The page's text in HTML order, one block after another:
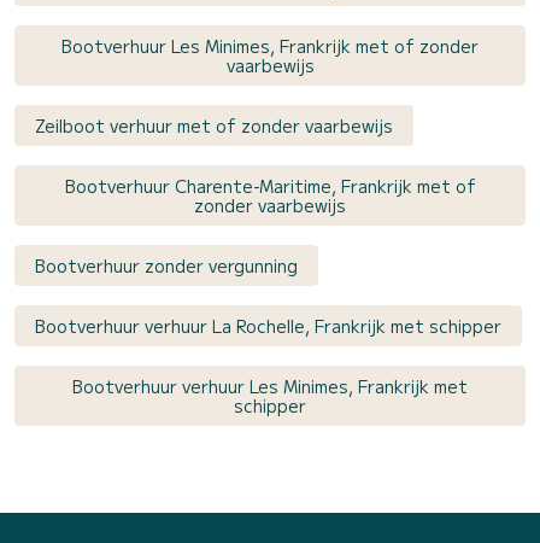
Bootverhuur Les Minimes, Frankrijk met of zonder
vaarbewijs
Zeilboot verhuur met of zonder vaarbewijs
Bootverhuur Charente-Maritime, Frankrijk met of
zonder vaarbewijs
Bootverhuur zonder vergunning
Bootverhuur verhuur La Rochelle, Frankrijk met schipper
Bootverhuur verhuur Les Minimes, Frankrijk met
schipper